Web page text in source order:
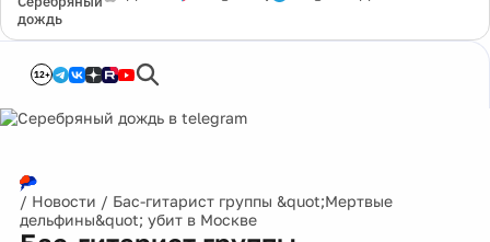
дождь
12+
/ Новости / Бас-гитарист группы &quot;Мертвые
дельфины&quot; убит в Москве